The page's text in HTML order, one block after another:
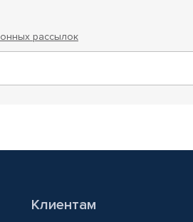
рассылок
Клиентам